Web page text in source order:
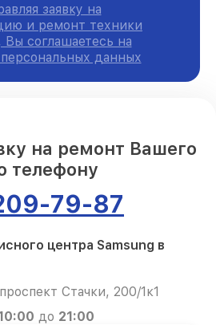
заявку на
и ремонт техники
Вы соглашаетесь на
данных
на ремонт Вашего
телефону
79-87
центра Samsung в
Стачки, 200/1к1
до 21:00